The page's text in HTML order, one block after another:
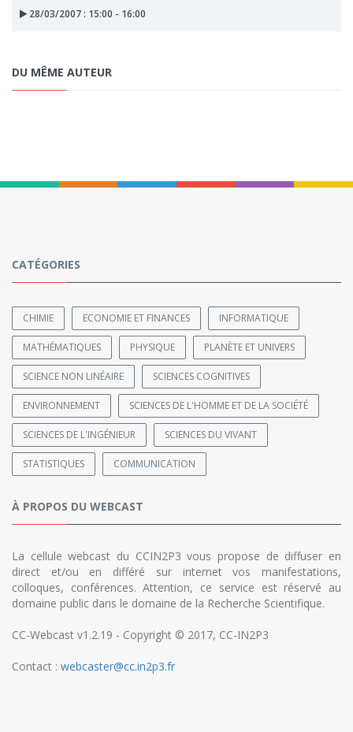
28/03/2007 : 15:00 - 16:00
DU MÊME AUTEUR
CATÉGORIES
CHIMIE ECONOMIE ET FINANCES INFORMATIQUE
MATHÉMATIQUES PHYSIQUE PLANÈTE ET UNIVERS
SCIENCE NON LINÉAIRE SCIENCES COGNITIVES
ENVIRONNEMENT SCIENCES DE L'HOMME ET DE LA SOCIÉTÉ
SCIENCES DE L'INGÉNIEUR SCIENCES DU VIVANT
STATISTIQUES COMMUNICATION
À PROPOS DU WEBCAST
La cellule webcast du CCIN2P3 vous propose de diffuser en
direct et/ou en différé sur internet vos manifestations,
colloques, conférences. Attention, ce service est réservé au
domaine public dans le domaine de la Recherche Scientifique.
CC-Webcast v1.2.19 - Copyright © 2017, CC-IN2P3
Contact : webcaster@cc.in2p3.fr